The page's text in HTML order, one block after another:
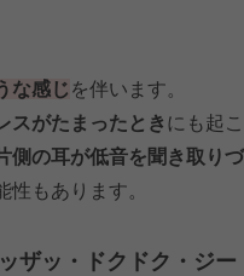
な感じ を伴います。
スがたまったとき にも起こ
側の耳が低音を聞き取りづ
性もあります。
ザッ・ドクドク・ジー